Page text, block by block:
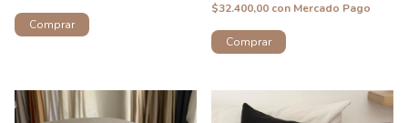
$32.400,00 con Mercado Pago